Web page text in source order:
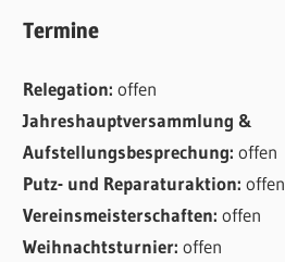
Termine
Relegation:offen
Jahreshauptversammlung &
Aufstellungsbesprechung:offen
Putz- und Reparaturaktion:offen
Vereinsmeisterschaften:offen
Weihnachtsturnier:offen